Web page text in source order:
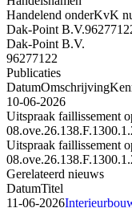
Handelend onderKvK
Dak-Point B.V.
Dak-Point B.V.
96277122
Publicaties
DatumOmschrijving
10-06-2026
Uitspraak faillissement
Uitspraak faillissement
Gerelateerd nieuws
DatumTitel
11-06-2026